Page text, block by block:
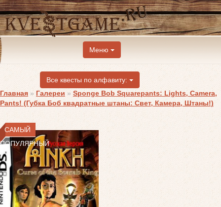
Меню
Все квесты по алфавиту:
Главная » Галереи » Sponge Bob Squarepants: Lights, Camera,
Pants! (Губка Боб квадратные штаны: Свет, Камера, Штаны!)
САМЫЙ
ПОПУЛЯРНЫЙ